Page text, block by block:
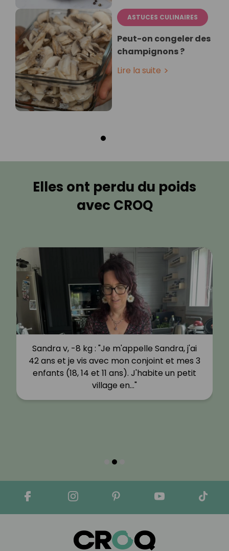
ASTUCES CULINAIRES
Peut-on congeler des
champignons ?
Lire la suite
Elles ont perdu du poids
avec CROQ
Sandra v, -8 kg : "Je m'appelle Sandra, j'ai
42 ans et je vis avec mon conjoint et mes 3
enfants (18, 14 et 11 ans). J'habite un petit
village en…"